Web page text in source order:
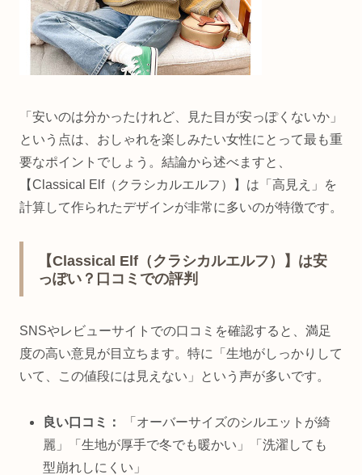
「安いのは分かったけれど、見た目が安っぽくないか」
という点は、おしゃれを楽しみたい女性にとって最も重
要なポイントでしょう。結論から述べますと、
【Classical Elf（クラシカルエルフ）】は「高見え」を
計算して作られたデザインが非常に多いのが特徴です。
【Classical Elf（クラシカルエルフ）】は安
っぽい？口コミでの評判
SNSやレビューサイトでの口コミを確認すると、満足
度の高い意見が目立ちます。特に「生地がしっかりして
いて、この値段には見えない」という声が多いです。
良い口コミ：
「オーバーサイズのシルエットが綺
麗」「生地が厚手で冬でも暖かい」「洗濯しても
型崩れしにくい」